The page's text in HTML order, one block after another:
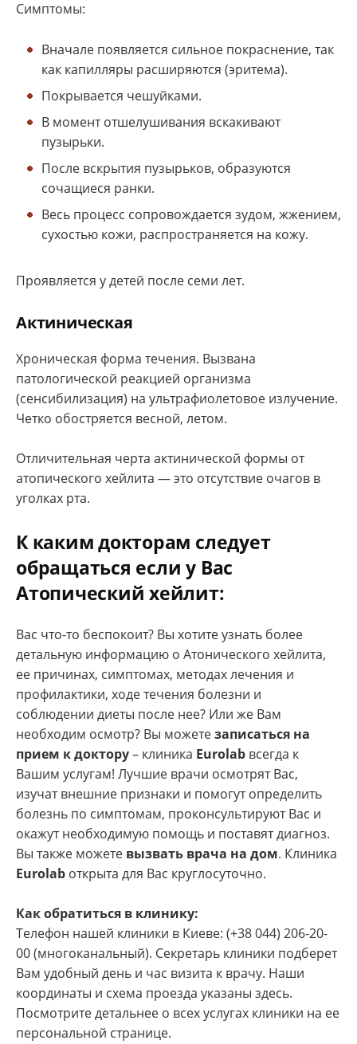
Симптомы:
Вначале появляется сильное покраснение, так
как капилляры расширяются (эритема).
Покрывается чешуйками.
В момент отшелушивания вскакивают
пузырьки.
После вскрытия пузырьков, образуются
сочащиеся ранки.
Весь процесс сопровождается зудом, жжением,
сухостью кожи, распространяется на кожу.
Проявляется у детей после семи лет.
Актиническая
Хроническая форма течения. Вызвана
патологической реакцией организма
(сенсибилизация) на ультрафиолетовое излучение.
Четко обостряется весной, летом.
Отличительная черта актинической формы от
атопического хейлита — это отсутствие очагов в
уголках рта.
К каким докторам следует
обращаться если у Вас
Атопический хейлит:
Вас что-то беспокоит? Вы хотите узнать более
детальную информацию о Атонического хейлита,
ее причинах, симптомах, методах лечения и
профилактики, ходе течения болезни и
соблюдении диеты после нее? Или же Вам
необходим осмотр? Вы можетезаписаться на
прием к доктору– клиника Eurolab всегда к
Вашим услугам! Лучшие врачи осмотрят Вас,
изучат внешние признаки и помогут определить
болезнь по симптомам, проконсультируют Вас и
окажут необходимую помощь и поставят диагноз.
Вы также можете вызвать врача на дом. Клиника
Eurolab открыта для Вас круглосуточно.
Как обратиться в клинику:
Телефон нашей клиники в Киеве: (+38 044) 206-20-
00 (многоканальный). Секретарь клиники подберет
Вам удобный день и час визита к врачу. Наши
координаты и схема проезда указаны здесь.
Посмотрите детальнее о всех услугах клиники на ее
персональной странице.